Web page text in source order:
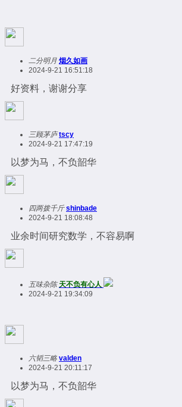
二分明月 烟久如画
2024-9-21 16:51:18
好资料，谢谢分享
三顾茅庐 tscy
2024-9-21 17:47:19
以梦为马，不负韶华
四两拨千斤 shinbade
2024-9-21 18:08:48
业余时间研究数学，不容易啊
五味杂陈 天不负有心人
2024-9-21 19:34:09
六韬三略 valden
2024-9-21 20:11:17
以梦为马，不负韶华